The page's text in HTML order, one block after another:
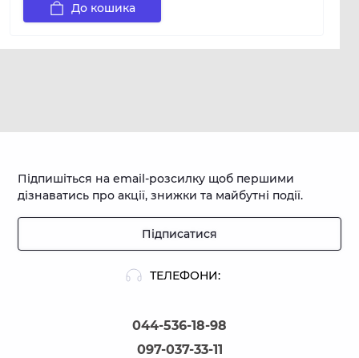
До кошика
ТЕЛЕФОНИ:
044-536-18-98
097-037-33-11
Підпишіться на email-розсилку щоб першими
дізнаватись про акції, знижки та майбутні події.
Підписатися